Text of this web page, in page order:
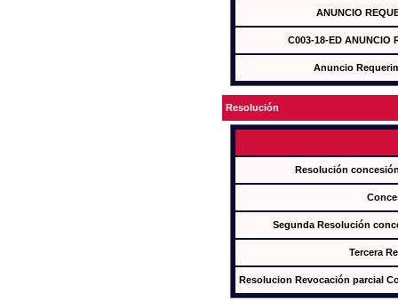
ANUNCIO
C003-18-ED ANUNCIO
Anuncio
Resolución
Resolución
Segunda Resolución
Tercera
Resolucion Revocación parcial